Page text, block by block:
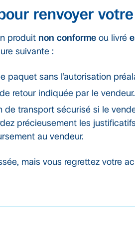
renvoyer
produit non conforme ou livré
suivante :
paquet sans l’autorisation
retour indiquée par le vendeur.
de transport sécurisé si le
précieusement les
au vendeur.
mais vous regrettez votre